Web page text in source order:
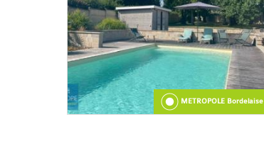
METROPOLE Bordelaise